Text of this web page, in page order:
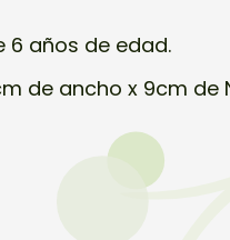
6 años de edad.
de ancho x 9cm de